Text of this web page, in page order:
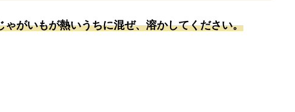
ゃがいもが熱いうちに混ぜ、溶かしてください。